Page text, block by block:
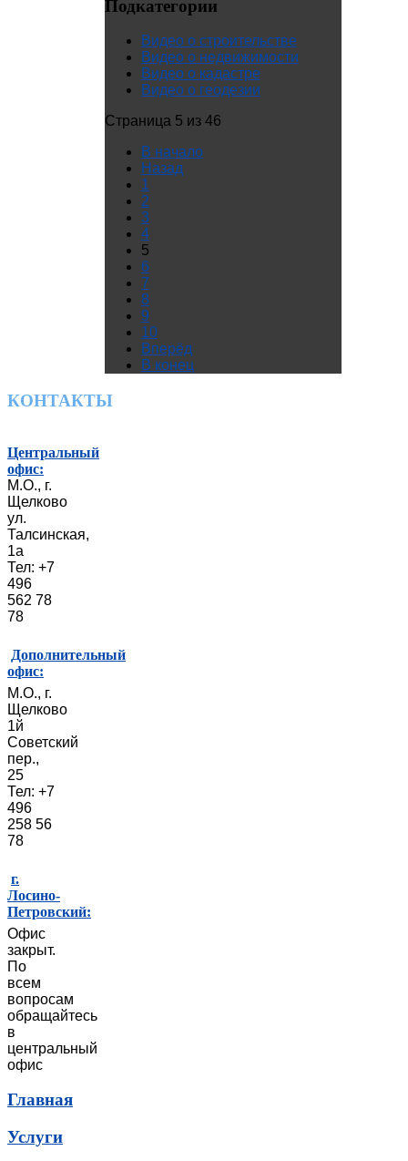
Подкатегории
Видео о строительстве
Видео о недвижимости
Видео о кадастре
Видео о геодезии
Страница 5 из 46
В начало
Назад
1
2
3
4
5
6
7
8
9
10
Вперёд
В конец
КОНТАКТЫ
Центральный
офис:
М.О., г.
Щелково
ул.
Талсинская,
1а
Тел: +7
496
562 78
78
Дополнительный
офис:
М.О., г.
Щелково
1й
Советский
пер.,
25
Тел: +7
496
258 56
78
г.
Лосино-
Петровский:
Офис
закрыт.
По
всем
вопросам
обращайтесь
в
центральный
офис
Главная
Услуги